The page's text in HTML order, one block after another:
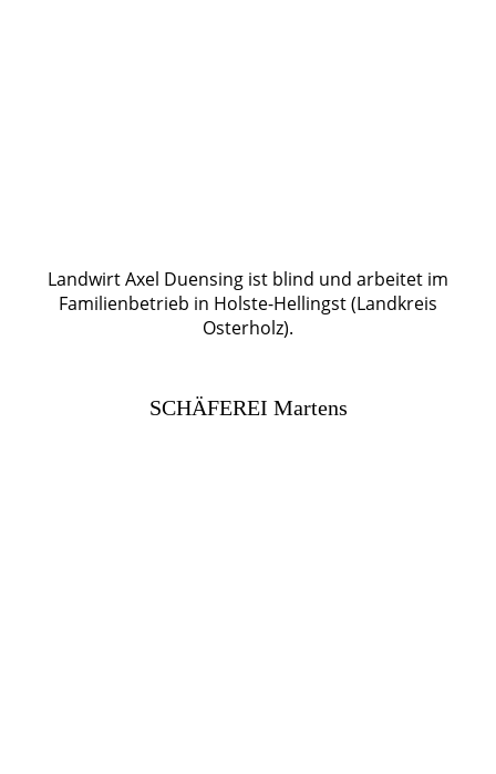
Landwirt Axel Duensing ist blind und arbeitet im
Familienbetrieb in Holste-Hellingst (Landkreis
Osterholz).
SCHÄFEREI Martens